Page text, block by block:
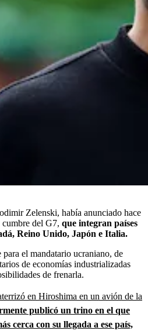
Zelenski, había anunciado hace
cumbre del G7, que integran países
Reino Unido, Japón e Italia.
el mandatario ucraniano, de
de economías industrializadas
de frenarla.
en Hiroshima en un avión de la
publicó un trino en el que
cerca con su llegada a ese país,